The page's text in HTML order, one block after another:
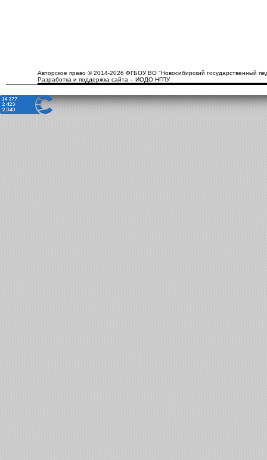
Авторское право © 2014-2026 ФГБОУ ВО "Новосибирский государственный
Разработка и поддержка сайта – ИОДО НГПУ